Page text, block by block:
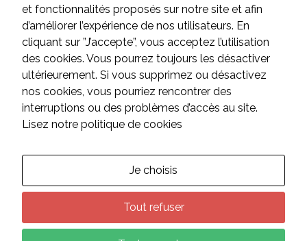
Du lundi au jeudi
de 8h à 12h et de 13h à 17h
Le vendredi
de 8h à 12h et de 13h à 16h
Samedi et dimanche
fermé
CONTACT
Suivez-nous sur les réseaux :
et fonctionnalités proposés sur notre site et afin
d’améliorer l’expérience de nos utilisateurs. En
cliquant sur ”J’accepte”, vous acceptez l’utilisation
des cookies. Vous pourrez toujours les désactiver
ultérieurement. Si vous supprimez ou désactivez
nos cookies, vous pourriez rencontrer des
interruptions ou des problèmes d’accès au site.
Lisez notre politique de cookies
Je choisis
Tout refuser